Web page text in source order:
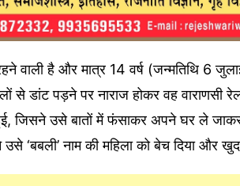
रहने वाली है और मात्र 14 वर्ष (जन्मतिथि 6
से डांट पड़ने पर नाराज होकर वह वाराणसी
हुई, जिसने उसे बातों में फंसाकर अपने घर ले
‘बबली’ नाम की महिला को बेच दिया और